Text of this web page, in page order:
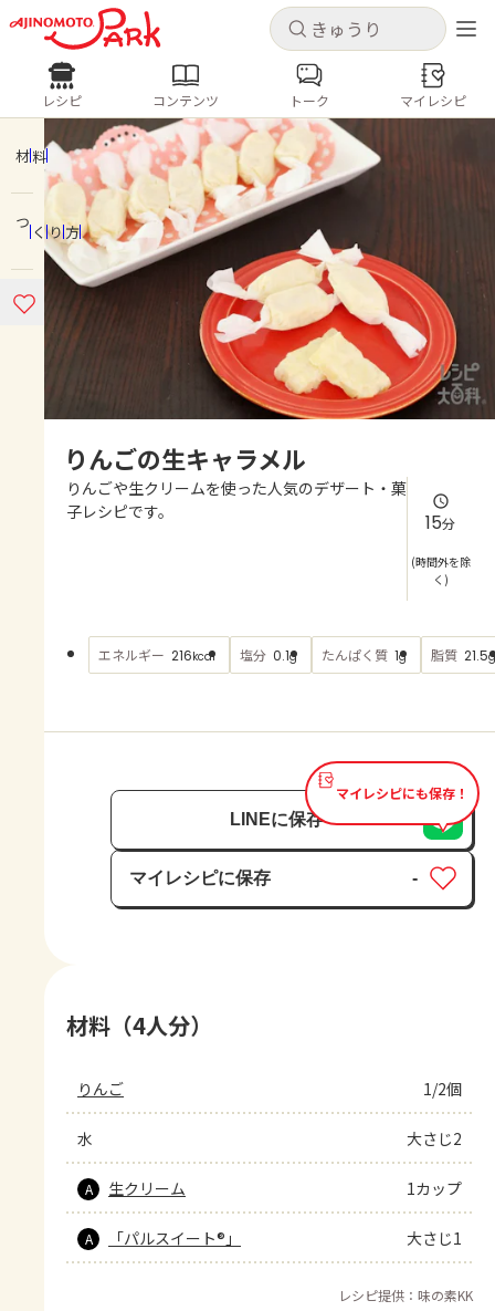
キャンセル
ログインするとレシピを保存できます
ログイン 新規登録
ホーム
コンテンツ
トーク
よくあるお問い合わせ
キャンセル
レシピ コンテンツ
人気の食材・レシピ
きゅうり なす トマト
とうもろこし
ピーマン
みょうが ゴーヤ
レシピ コンテンツ トーク マイレシピ
材料
つくり方
りんごの生キャラメル
りんごや生クリームを使った人気のデザート・菓
子レシピです。
15分
(時間外を除
く)
エネルギー 216kcal 塩分 0.1g たんぱく質 1g 脂質 21.5g
マイレシピにも保存！
LINEに保存
マイレシピに保存
保存済み
-
材料（4人分）
りんご 1/2個
水 大さじ2
A 生クリーム 1カップ
A 「パルスイート®」 大さじ1
レシピ提供：味の素KK